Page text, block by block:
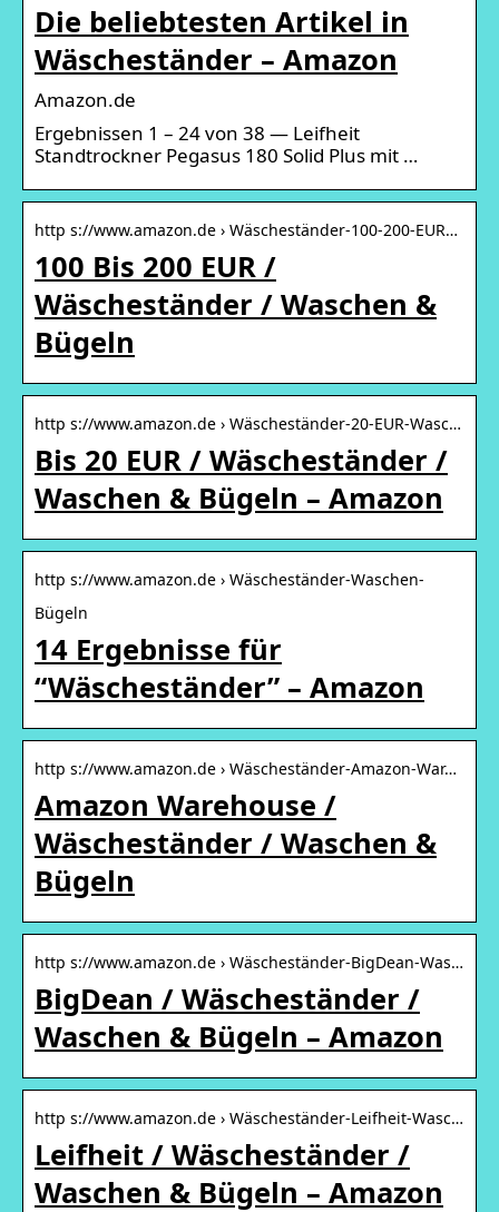
Die beliebtesten Artikel in
Wäscheständer – Amazon
Amazon.de
Ergebnissen 1 – 24 von 38 — Leifheit
Standtrockner Pegasus 180 Solid Plus mit …
http s://www.amazon.de › Wäscheständer-100-200-EUR…
100 Bis 200 EUR /
Wäscheständer / Waschen &
Bügeln
http s://www.amazon.de › Wäscheständer-20-EUR-Wasc…
Bis 20 EUR / Wäscheständer /
Waschen & Bügeln – Amazon
http s://www.amazon.de › Wäscheständer-Waschen-
Bügeln
14 Ergebnisse für
“Wäscheständer” – Amazon
http s://www.amazon.de › Wäscheständer-Amazon-War…
Amazon Warehouse /
Wäscheständer / Waschen &
Bügeln
http s://www.amazon.de › Wäscheständer-BigDean-Was…
BigDean / Wäscheständer /
Waschen & Bügeln – Amazon
http s://www.amazon.de › Wäscheständer-Leifheit-Wasc…
Leifheit / Wäscheständer /
Waschen & Bügeln – Amazon